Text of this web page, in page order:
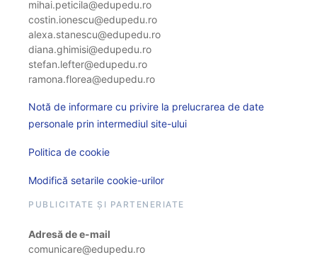
mihai.peticila@edupedu.ro
costin.ionescu@edupedu.ro
alexa.stanescu@edupedu.ro
diana.ghimisi@edupedu.ro
stefan.lefter@edupedu.ro
ramona.florea@edupedu.ro
Notă de informare cu privire la prelucrarea de date
personale prin intermediul site-ului
Politica de cookie
Modifică setarile cookie-urilor
PUBLICITATE ȘI PARTENERIATE
Adresă de e-mail
comunicare@edupedu.ro